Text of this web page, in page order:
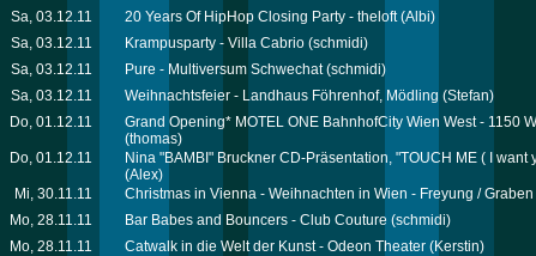
Sa, 03.12.11
20 Years Of HipHop Closing Party - theloft(Albi)
Sa, 03.12.11
Krampusparty - Villa Cabrio (schmidi)
Sa, 03.12.11
Pure - Multiversum Schwechat(schmidi)
Sa, 03.12.11
Weihnachtsfeier - Landhaus Föhrenhof, Mödling (Stefan)
Do, 01.12.11
Grand Opening* MOTEL ONE BahnhofCity Wien West - 1150
(thomas)
Do, 01.12.11
Nina "BAMBI" Bruckner CD-Präsentation, "TOUCH ME ( I want
(Alex)
Mi, 30.11.11 Christmas in Vienna - Weihnachten in Wien - Freyung / Graben
Mo, 28.11.11
Bar Babes and Bouncers - Club Couture (schmidi)
Mo, 28.11.11
Catwalk in die Welt der Kunst - Odeon Theater (Kerstin)